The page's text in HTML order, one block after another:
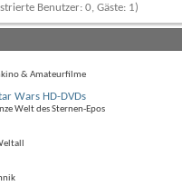
Benutzer: 0, Gäste: 1)
& Amateurfilme
Wars HD-DVDs
Welt des Sternen-Epos